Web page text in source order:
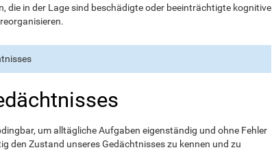
die in der Lage sind beschädigte oder beeinträchtigte kognitive
um alltägliche Aufgaben eigenständig und ohne Fehler
den Zustand unseres Gedächtnisses zu kennen und zu